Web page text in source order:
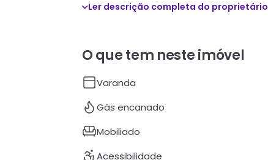
Ler descrição completa do proprietário
O que tem neste imóvel
Varanda
Gás encanado
Mobiliado
Acessibilidade